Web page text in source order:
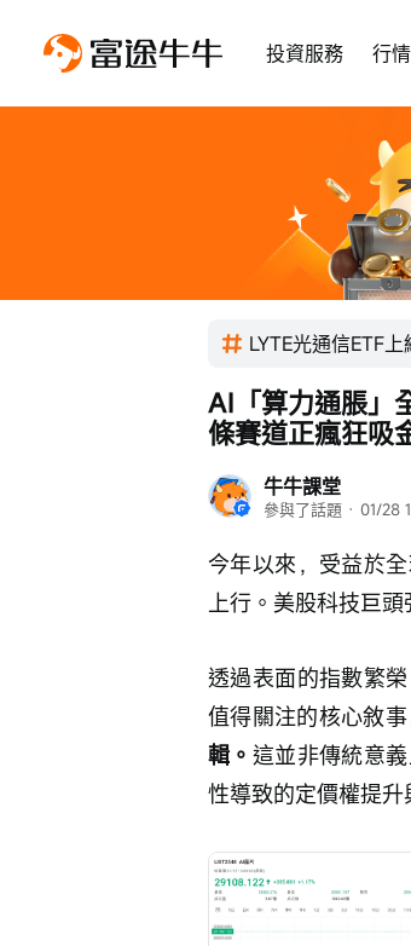
投資服務 行
LYTE光通信ETF
牛牛課堂
參與了話題 · 01/28
AI「算力通脹」
條賽道正瘋狂吸
今年以來，受益於
上行。美股科技巨
透過表面的指數繁
值得關注的核心敘事
輯。 這並非傳統意
性導致的定價權提升